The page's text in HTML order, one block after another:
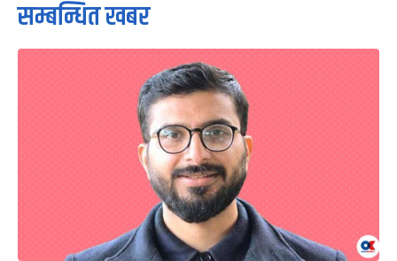
सम्बन्धित खबर